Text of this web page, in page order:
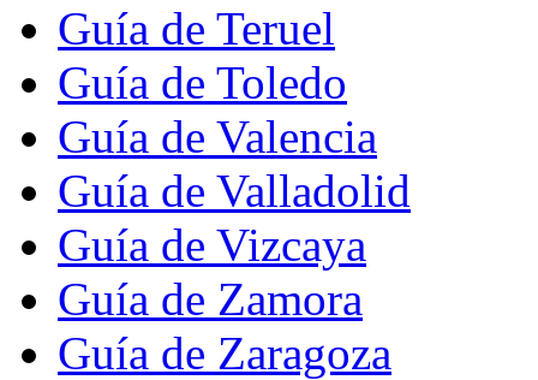
Guía de Teruel
Guía de Toledo
Guía de Valencia
Guía de Valladolid
Guía de Vizcaya
Guía de Zamora
Guía de Zaragoza